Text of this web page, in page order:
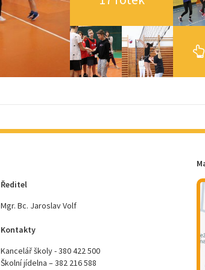
Ředitel
Mgr. Bc. Jaroslav Volf
Kontakty
Kancelář školy - 380 422 500
Školní jídelna – 382 216 588